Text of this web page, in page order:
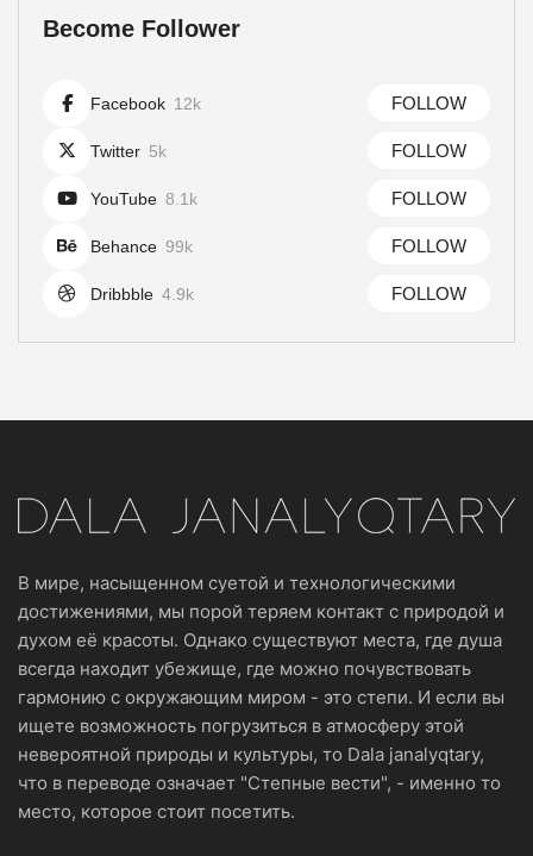
Become Follower
Facebook 12k FOLLOW
Twitter 5k FOLLOW
YouTube 8.1k FOLLOW
Behance 99k FOLLOW
Dribbble 4.9k FOLLOW
В мире, насыщенном суетой и технологическими
достижениями, мы порой теряем контакт с природой и
духом её красоты. Однако существуют места, где душа
всегда находит убежище, где можно почувствовать
гармонию с окружающим миром - это степи. И если вы
ищете возможность погрузиться в атмосферу этой
невероятной природы и культуры, то Dala janalyqtary,
что в переводе означает "Степные вести", - именно то
место, которое стоит посетить.